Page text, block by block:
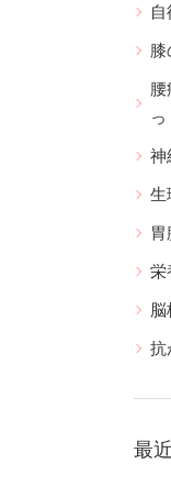
神
生
栄
抗
最